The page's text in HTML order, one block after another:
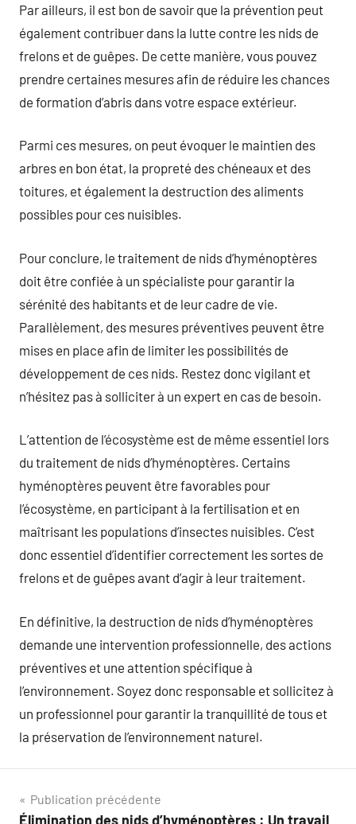
Par ailleurs, il est bon de savoir que la prévention peut
également contribuer dans la lutte contre les nids de
frelons et de guêpes. De cette manière, vous pouvez
prendre certaines mesures afin de réduire les chances
de formation d’abris dans votre espace extérieur.
Parmi ces mesures, on peut évoquer le maintien des
arbres en bon état, la propreté des chéneaux et des
toitures, et également la destruction des aliments
possibles pour ces nuisibles.
Pour conclure, le traitement de nids d’hyménoptères
doit être confiée à un spécialiste pour garantir la
sérénité des habitants et de leur cadre de vie.
Parallèlement, des mesures préventives peuvent être
mises en place afin de limiter les possibilités de
développement de ces nids. Restez donc vigilant et
n’hésitez pas à solliciter à un expert en cas de besoin.
L’attention de l’écosystème est de même essentiel lors
du traitement de nids d’hyménoptères. Certains
hyménoptères peuvent être favorables pour
l’écosystème, en participant à la fertilisation et en
maîtrisant les populations d’insectes nuisibles. C’est
donc essentiel d’identifier correctement les sortes de
frelons et de guêpes avant d’agir à leur traitement.
En définitive, la destruction de nids d’hyménoptères
demande une intervention professionnelle, des actions
préventives et une attention spécifique à
l’environnement. Soyez donc responsable et sollicitez à
un professionnel pour garantir la tranquillité de tous et
la préservation de l’environnement naturel.
Navigation
Publication précédente
Élimination des nids d’hyménoptères : Un travail